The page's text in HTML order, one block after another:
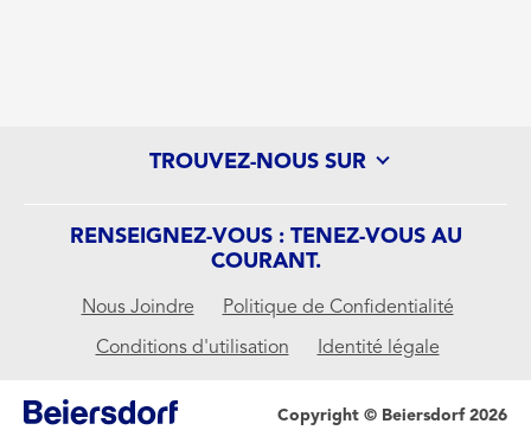
RENSEIGNEZ-VOUS : TENEZ-VOUS AU
COURANT.
Nous Joindre
Politique de Confidentialité
Conditions d'utilisation
Identité légale
TROUVEZ-NOUS SUR
Copyright © Beiersdorf 2026